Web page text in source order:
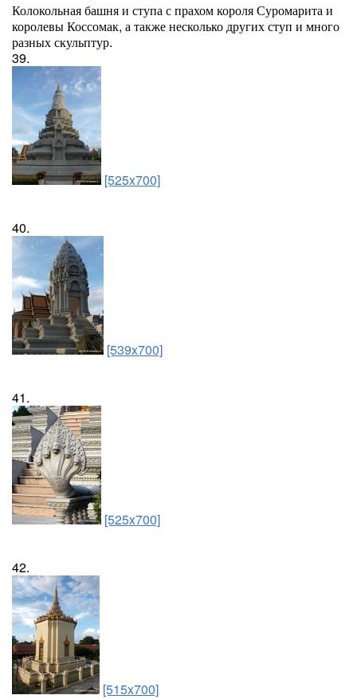
Колокольная башня и ступа с прахом короля Суромарита и
королевы Коссомак, а также несколько других ступ и много
разных скульптур.
39.
[525x700]
40.
[539x700]
41.
[525x700]
42.
[515x700]